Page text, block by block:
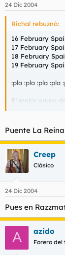
24 Dic 2004
Richal rebuznó:
16 February
17 February
18 February
19 February
:pla :pla :pla :pla
El mejor grupo
de vosotros no
Puente La Reina
Creep
Clásico
24 Dic 2004
Pues en
A azido
Forero del